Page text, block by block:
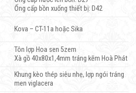
Ống cấp bồn xuống thiết bị: D42
Kova – CT-11a hoặc Sika
Tôn lợp Hoa sen 5zem
Xà gồ 40x80x1,4mm tráng kẽm Hoà Phát
Khung kèo thép siêu nhẹ, lợp ngói tráng
men viglacera